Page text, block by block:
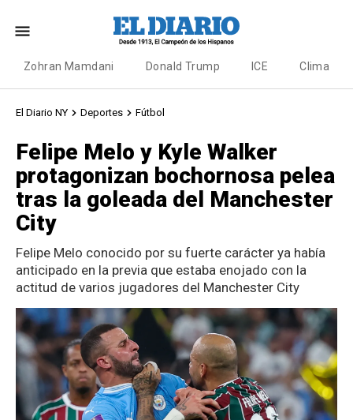
Zohran Mamdani Donald Trump ICE Clima
El Diario NY Deportes Fútbol
Felipe Melo y Kyle Walker
protagonizan bochornosa pelea
tras la goleada del Manchester
City
Felipe Melo conocido por su fuerte carácter ya había
anticipado en la previa que estaba enojado con la
actitud de varios jugadores del Manchester City